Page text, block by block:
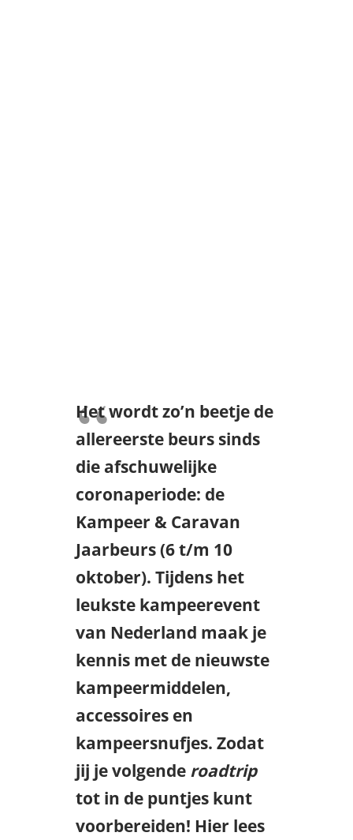
Het wordt zo’n beetje de
allereerste beurs sinds
die afschuwelijke
coronaperiode: de
Kampeer & Caravan
Jaarbeurs (6 t/m 10
oktober). Tijdens het
leukste kampeerevent
van Nederland maak je
kennis met de nieuwste
kampeermiddelen,
accessoires en
kampeersnufjes. Zodat
jij je volgende roadtrip
tot in de puntjes kunt
voorbereiden! Hier lees